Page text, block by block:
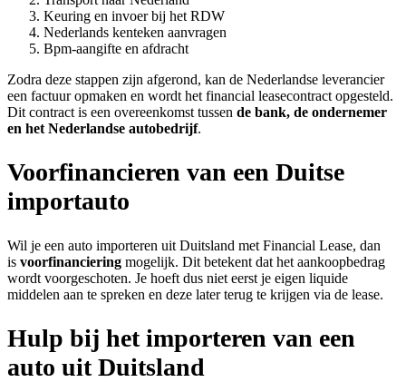
Keuring en invoer bij het RDW
Nederlands kenteken aanvragen
Bpm-aangifte en afdracht
Zodra deze stappen zijn afgerond, kan de Nederlandse leverancier
een factuur opmaken en wordt het financial leasecontract opgesteld.
Dit contract is een overeenkomst tussen de bank, de ondernemer
en het Nederlandse autobedrijf.
Voorfinancieren van een Duitse
importauto
Wil je een auto importeren uit Duitsland met Financial Lease, dan
is voorfinanciering mogelijk. Dit betekent dat het aankoopbedrag
wordt voorgeschoten. Je hoeft dus niet eerst je eigen liquide
middelen aan te spreken en deze later terug te krijgen via de lease.
Hulp bij het importeren van een
auto uit Duitsland